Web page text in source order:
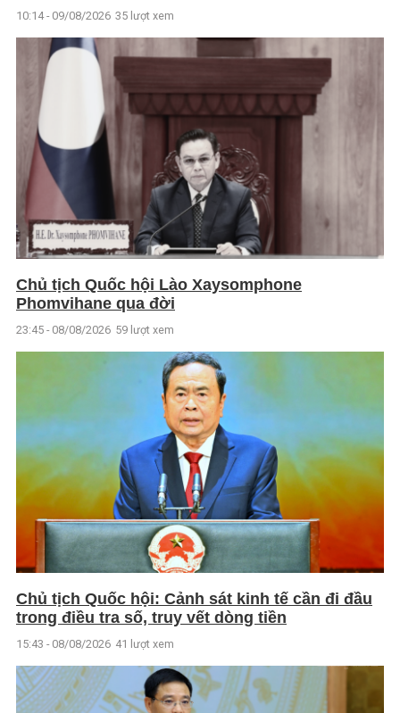
10:14 - 09/08/2026 35 lượt xem
Chủ tịch Quốc hội Lào Xaysomphone
Phomvihane qua đời
23:45 - 08/08/2026 59 lượt xem
Chủ tịch Quốc hội: Cảnh sát kinh tế cần đi đầu
trong điều tra số, truy vết dòng tiền
15:43 - 08/08/2026 41 lượt xem